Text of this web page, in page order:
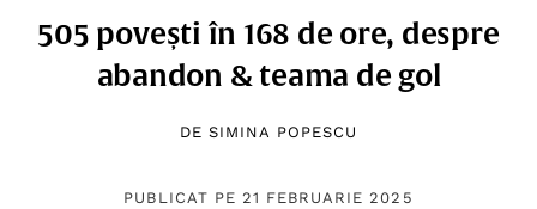
505 povești în 168 de ore, despre
abandon & teama de gol
DESIMINA POPESCU
PUBLICAT PE 21 FEBRUARIE 2025